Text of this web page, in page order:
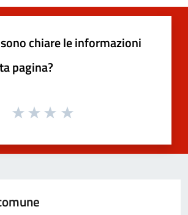
chiare le informazioni
pagina?